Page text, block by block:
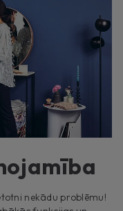
nekādu problēmu!